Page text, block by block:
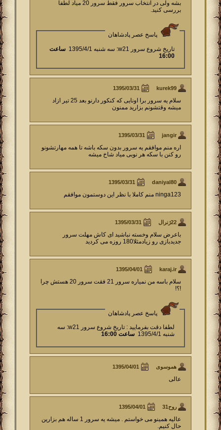
بشه ولی در انتخاب سرور فقط سرور 20 میاد لطفا
بررسی کنید.
پاسخ عصر پادشاهان
تاریخ شروع سرور w21: سه شنبه 1395/4/1
ساعت
16:00
kurek99
سلام یه سرور برا اونایی که کنکور دارنو بعد 25 تیر ازاد
میشه وقتشونم بزارید ممنون
jangir
اره منم موافقم یه سرور بدون سکه باشه تا همه مهارتشونو
رو کنن با سکه هر نوبی میاد شاخ میشه
daniyal80
ninga123 منم کاملا با نظر این دوستمون موافقم
22ژنرال
باعرض سلام وخسته نباشید ای کاش مهلت سرور
جدیدبازی رو زیادمثلا180 روزه می کردید
karaj.ir
سلام باسه من نمیاره سرور 21 فقت سرور 20 هستش چرا
!؟!
پاسخ عصر پادشاهان
لطفا دقت بفرمایید : تاریخ شروع سرور w21: سه
شنبه 1395/4/1
ساعت 16:00
هموسوی
عالی
روح31
عالیه همینو می خواستم . میشه یه سرور 1 ساله هم بزارین
حال کنیم.